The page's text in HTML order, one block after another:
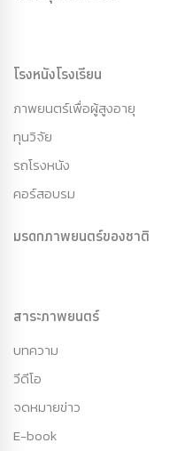
โรงหนังโรงเรียน
ภาพยนตร์เพื่อผู้สูงอายุ
ทุนวิจัย
รถโรงหนัง
คอร์สอบรม
มรดกภาพยนตร์ของชาติ
สาระภาพยนตร์
บทความ
วีดีโอ
จดหมายข่าว
E-book